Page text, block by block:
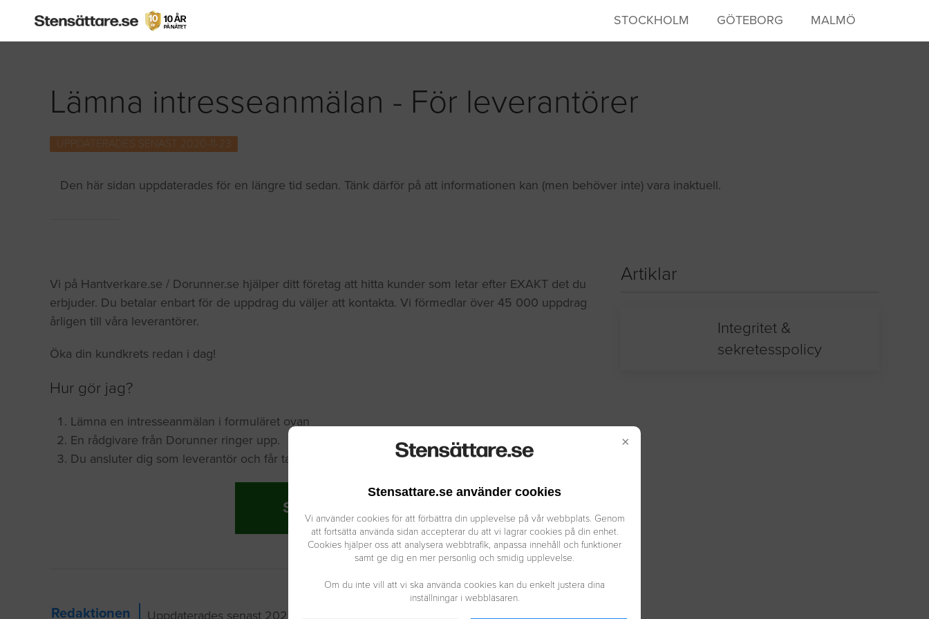
×
Stensattare.se använder cookies
Vi använder cookies för att förbättra din upplevelse på vår webbplats. Genom
att fortsätta använda sidan accepterar du att vi lagrar cookies på din enhet.
Cookies hjälper oss att analysera webbtrafik, anpassa innehåll och funktioner
samt ge dig en mer personlig och smidig upplevelse.
Om du inte vill att vi ska använda cookies kan du enkelt justera dina
inställningar i webbläsaren.
STOCKHOLM GÖTEBORG MALMÖ
Lämna intresseanmälan - För leverantörer
UPPDATERADES SENAST 2020-11-23
Den här sidan uppdaterades för en längre tid sedan. Tänk därför på att informationen kan (men behöver inte) vara inaktuell.
Vi på Hantverkare.se / Dorunner.se hjälper ditt företag att hitta kunder som letar efter EXAKT det du
erbjuder. Du betalar enbart för de uppdrag du väljer att kontakta. Vi förmedlar över 45 000 uppdrag
årligen till våra leverantörer.
Öka din kundkrets redan i dag!
Hur gör jag?
Lämna en intresseanmälan i formuläret ovan
En rådgivare från Dorunner ringer upp.
Du ansluter dig som leverantör och får ta del av våra uppdrag.
SKICKA IN
Redaktionen
Uppdaterades senast 2020-11-23
Artiklar
Integritet &
sekretesspolicy